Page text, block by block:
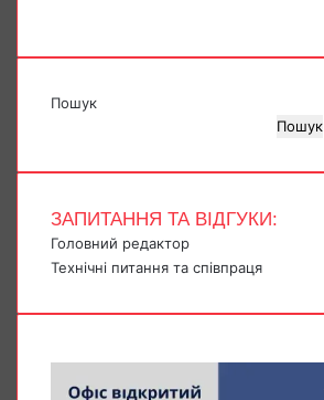
Пошук
Пошук
ЗАПИТАННЯ ТА ВІДГУКИ:
Головний редактор
Технічні питання та співпраця